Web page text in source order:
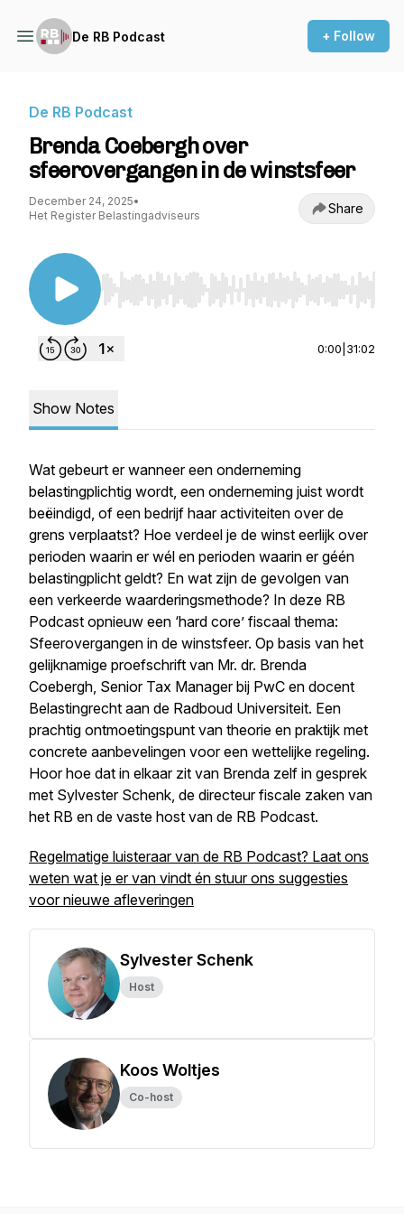
De RB Podcast + Follow
De RB Podcast
Brenda Coebergh over
sfeerovergangen in de winstsfeer
December 24, 2025•
Het Register Belastingadviseurs
Share
Use Left/Right to seek, Home/End to jump to
0:00 31:02
Show Notes
Wat gebeurt er wanneer een onderneming
belastingplichtig wordt, een onderneming juist wordt
beëindigd, of een bedrijf haar activiteiten over de
grens verplaatst? Hoe verdeel je de winst eerlijk over
perioden waarin er wél en perioden waarin er géén
belastingplicht geldt? En wat zijn de gevolgen van
een verkeerde waarderingsmethode? In deze RB
Podcast opnieuw een ‘hard core’ fiscaal thema:
Sfeerovergangen in de winstsfeer. Op basis van het
gelijknamige proefschrift van Mr. dr. Brenda
Coebergh, Senior Tax Manager bij PwC en docent
Belastingrecht aan de Radboud Universiteit. Een
prachtig ontmoetingspunt van theorie en praktijk met
concrete aanbevelingen voor een wettelijke regeling.
Hoor hoe dat in elkaar zit van Brenda zelf in gesprek
met Sylvester Schenk, de directeur fiscale zaken van
het RB en de vaste host van de RB Podcast.
Regelmatige luisteraar van de RB Podcast? Laat ons
weten wat je er van vindt én stuur ons suggesties
voor nieuwe afleveringen
Sylvester Schenk
Host
Koos Woltjes
Co-host